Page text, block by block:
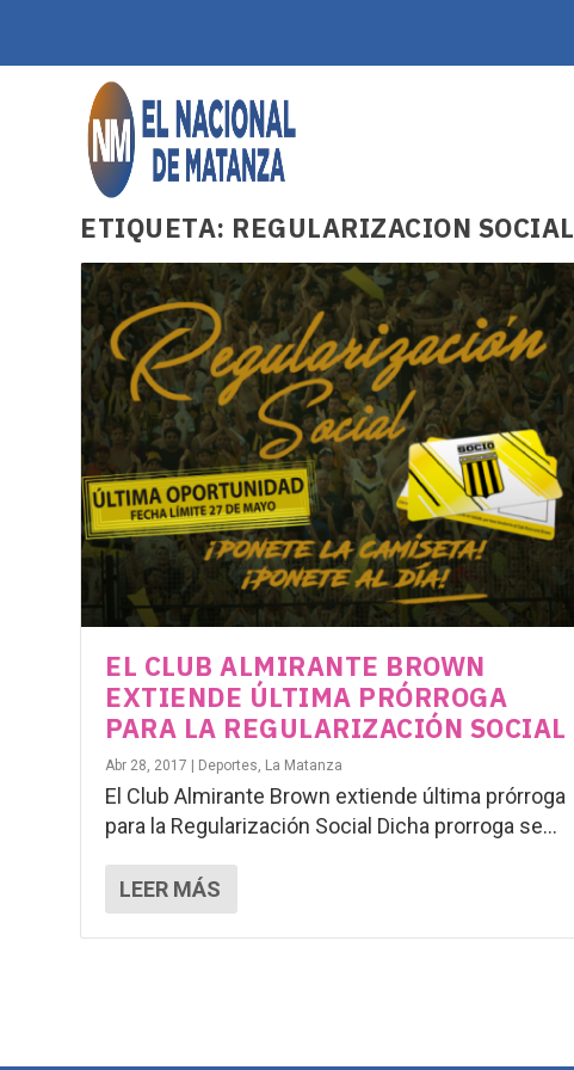
ETIQUETA: REGULARIZACION SOCIAL
EL CLUB ALMIRANTE BROWN
EXTIENDE ÚLTIMA PRÓRROGA
PARA LA REGULARIZACIÓN SOCIAL
Abr 28, 2017 Deportes, La Matanza
El Club Almirante Brown extiende última prórroga
para la Regularización Social Dicha prorroga se...
LEER MÁS